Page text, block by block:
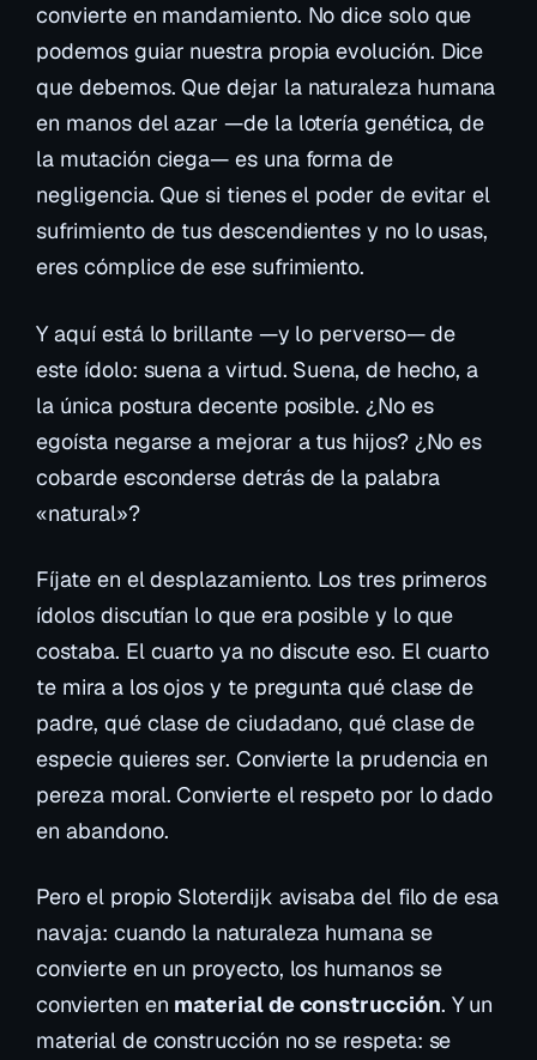
convierte en mandamiento. No dice solo que
podemosguiar nuestra propia evolución. Dice
quedebemos. Que dejar la naturaleza humana
en manos del azar —de la lotería genética, de
la mutación ciega— es una forma de
negligencia. Que si tienes el poder de evitar el
sufrimiento de tus descendientes y no lo usas,
eres cómplice de ese sufrimiento.
Y aquí está lo brillante —y lo perverso— de
este ídolo: suena a virtud. Suena, de hecho, a
la única postura decente posible. ¿No es
egoísta negarse a mejorar a tus hijos? ¿No es
cobarde esconderse detrás de la palabra
«natural»?
Fíjate en el desplazamiento. Los tres primeros
ídolos discutían lo que era posibley lo que
costaba. El cuarto ya no discute eso. El cuarto
te mira a los ojos y te pregunta qué clase de
padre, qué clase de ciudadano, qué clase de
especie quieres ser. Convierte la prudencia en
pereza moral. Convierte el respeto por lo dado
en abandono.
Pero el propio Sloterdijk avisaba del filo de esa
navaja: cuando la naturaleza humana se
convierte en un proyecto, los humanos se
convierten en material de construcción. Y un
material de construcción no se respeta: se